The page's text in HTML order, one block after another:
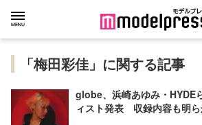
「梅田彩佳」に関する記事
globe、浜崎あゆみ・HYDE
ィスト発表 収録内容も明